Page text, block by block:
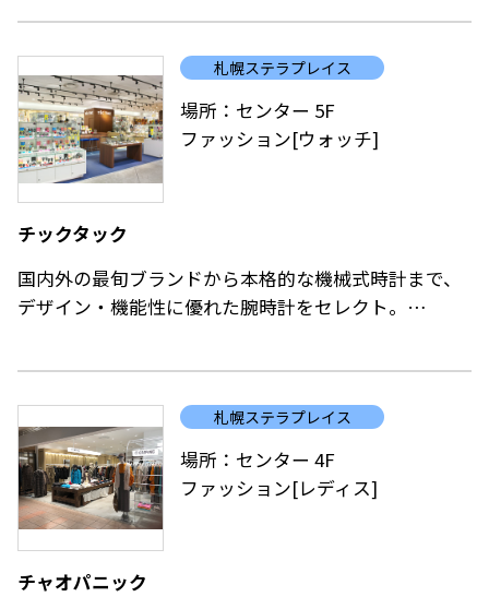
ルブランドにあって潜在的な女性らしさを自分らしく
札幌ステラプレイス
場所：センター 5F
ファッション[ウォッチ]
チックタック
国内外の最旬ブランドから本格的な機械式時計まで、
デザイン・機能性に優れた腕時計をセレクト。
かわからない」そんな方にもスタッフが一緒にギフト
選びのお手伝いをします。また腕時計の修理・電池交
換も承っておりますので、他店で購入されたものでも
お気軽にお持ちください。
札幌ステラプレイス
場所：センター 4F
ファッション[レディス]
チャオパニック